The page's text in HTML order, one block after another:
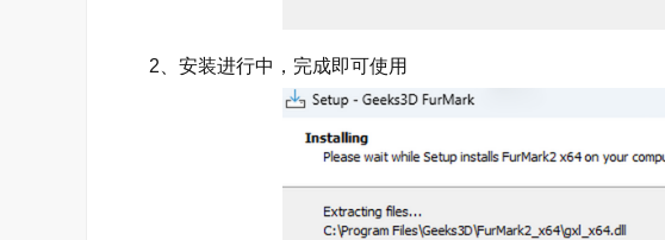
2、安装进行中，完成即可使用